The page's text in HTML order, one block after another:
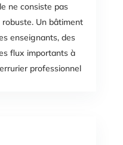
ne consiste pas
Un bâtiment
enseignants, des
flux importants à
professionnel